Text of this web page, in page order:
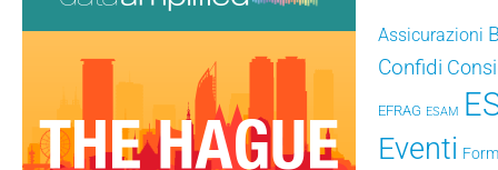
Assicurazioni
Confidi
EFRAG ESAM
Eventi